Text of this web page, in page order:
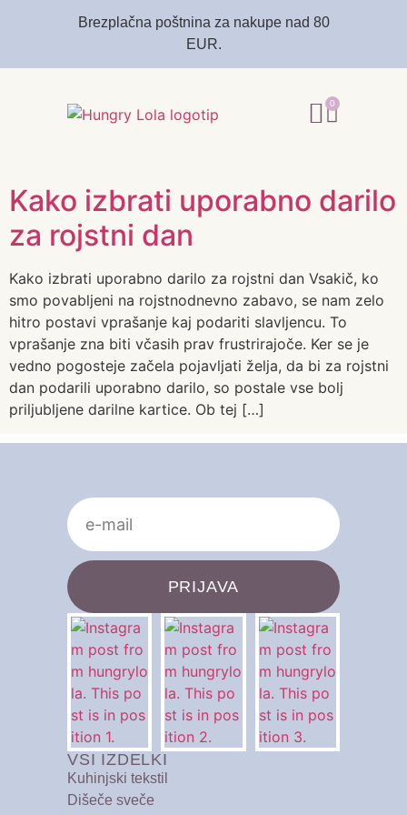
Brezplačna poštnina za nakupe nad 80
EUR.
0
Kako izbrati uporabno darilo
za rojstni dan
Kako izbrati uporabno darilo za rojstni dan Vsakič, ko
smo povabljeni na rojstnodnevno zabavo, se nam zelo
hitro postavi vprašanje kaj podariti slavljencu. To
vprašanje zna biti včasih prav frustrirajoče. Ker se je
vedno pogosteje začela pojavljati želja, da bi za rojstni
dan podarili uporabno darilo, so postale vse bolj
priljubljene darilne kartice. Ob tej […]
VSI IZDELKI
Kuhinjski tekstil
Dišeče sveče
PRIJAVA